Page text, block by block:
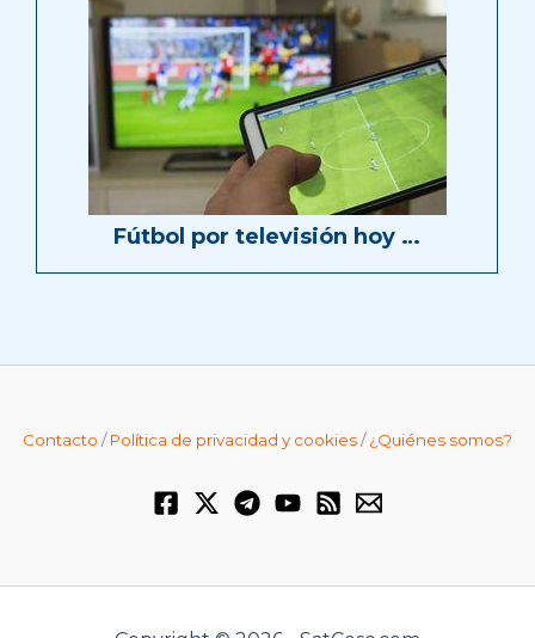
Fútbol por televisión hoy …
Contacto /Política de privacidad y cookies/¿Quiénes somos?